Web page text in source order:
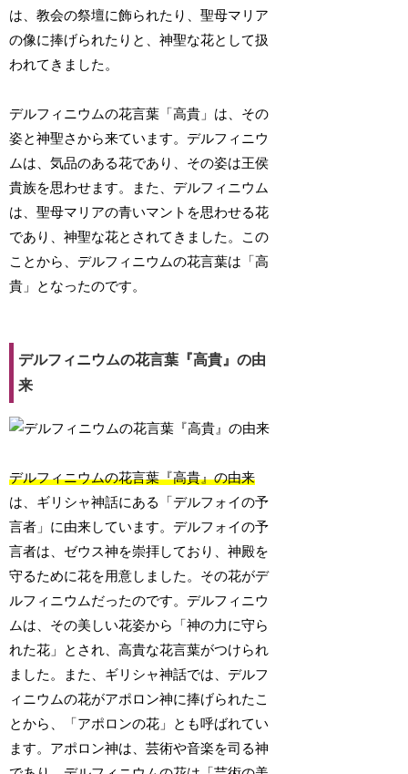
は、教会の祭壇に飾られたり、聖母マリア
の像に捧げられたりと、神聖な花として扱
われてきました。
デルフィニウムの花言葉「高貴」は、その
姿と神聖さから来ています。デルフィニウ
ムは、気品のある花であり、その姿は王侯
貴族を思わせます。また、デルフィニウム
は、聖母マリアの青いマントを思わせる花
であり、神聖な花とされてきました。この
ことから、デルフィニウムの花言葉は「高
貴」となったのです。
デルフィニウムの花言葉『高貴』の由
来
デルフィニウムの花言葉『高貴』の由来
は、ギリシャ神話にある「デルフォイの予
言者」に由来しています。デルフォイの予
言者は、ゼウス神を崇拝しており、神殿を
守るために花を用意しました。その花がデ
ルフィニウムだったのです。デルフィニウ
ムは、その美しい花姿から「神の力に守ら
れた花」とされ、高貴な花言葉がつけられ
ました。また、ギリシャ神話では、デルフ
ィニウムの花がアポロン神に捧げられたこ
とから、「アポロンの花」とも呼ばれてい
ます。アポロン神は、芸術や音楽を司る神